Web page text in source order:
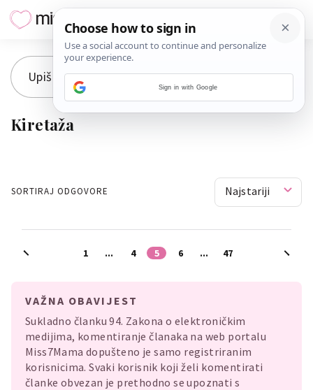
Kiretaža
SORTIRAJ ODGOVORE Najstariji
1 ... 4 5 6 ... 47
VAŽNA OBAVIJEST
Sukladno članku 94. Zakona o elektroničkim
medijima, komentiranje članaka na web portalu
Miss7Mama dopušteno je samo registriranim
korisnicima. Svaki korisnik koji želi komentirati
članke obvezan je prethodno se upoznati s
Sign in with Google